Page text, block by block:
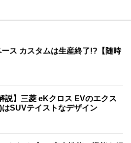
ス カスタムは生産終了!?【随時
説】三菱 eKクロス EVのエクス
はSUVテイストなデザイン